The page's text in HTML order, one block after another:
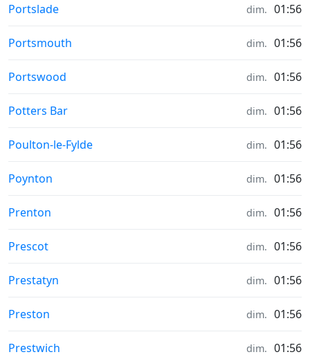
Météo in
Portslade dim. 01:56
Météo in
Portsmouth dim. 01:56
Météo in
Portswood dim. 01:56
Météo in
Potters Bar dim. 01:56
Météo in
Poulton-le-Fylde dim. 01:56
Météo in
Poynton dim. 01:56
Météo in
Prenton dim. 01:56
Météo in
Prescot dim. 01:56
Météo in
Prestatyn dim. 01:56
Météo in
Preston dim. 01:56
Météo in
Prestwich dim. 01:56